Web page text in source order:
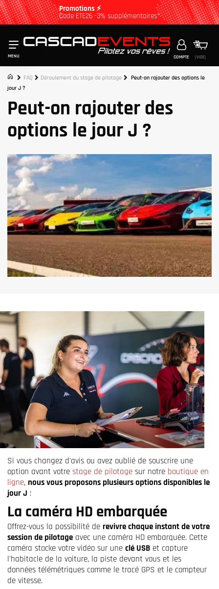
Promotions ⚡
Code ETE26 -3% supplémentaires*
MENU COMPTE (VIDE)
FAQ Déroulement du stage de pilotage
Peut-on rajouter des options le
jour J ?
Peut-on rajouter des
options le jour J ?
Si vous changez d'avis ou avez oublié de souscrire une
option avant votre stage de pilotage sur notre boutique en
ligne, nous vous proposons plusieurs options disponibles le
jour J :
La caméra HD embarquée
Offrez-vous la possibilité de revivre chaque instant de votre
session de pilotage avec une caméra HD embarquée. Cette
caméra stocke votre vidéo sur une clé USB et capture
l'habitacle de la voiture, la piste devant vous et les
données télémétriques comme le tracé GPS et le compteur
de vitesse.